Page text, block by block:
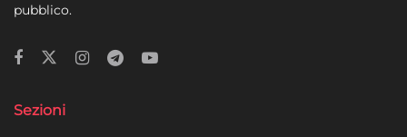
pubblico.
Sezioni